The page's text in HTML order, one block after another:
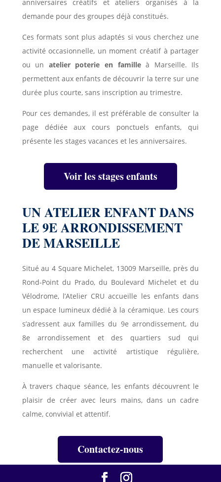
anniversaires créatifs et ateliers organisés à la
demande pour des groupes déjà constitués.
Ces formats sont plus adaptés si vous cherchez une
activité occasionnelle, un moment créatif à partager
ou un atelier poterie en famille à Marseille. Ils
permettent aux enfants de découvrir la terre sur une
durée plus courte, sans inscription au trimestre.
Pour ces demandes, il est préférable de consulter la
page dédiée aux cours ponctuels enfants, qui
présente les stages vacances et les anniversaires.
Voir les stages enfants
UN ATELIER ENFANT DANS
LE 9E ARRONDISSEMENT
DE MARSEILLE
Situé au 4 Square Michelet, 13009 Marseille, près du
Rond-Point du Prado, du Boulevard Michelet et du
Vélodrome, l’Atelier CRU accueille les enfants dans
un espace lumineux dédié à la céramique. Les cours
s’adressent aux familles du 9e arrondissement, du
8e arrondissement et des quartiers sud qui
recherchent une activité artistique régulière,
manuelle et valorisante.
À travers chaque séance, les enfants découvrent le
plaisir de créer avec leurs mains, dans un cadre
calme, convivial et attentif.
Contactez-nous